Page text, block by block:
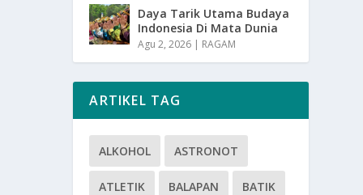
Daya Tarik Utama Budaya
Indonesia Di Mata Dunia
Agu 2, 2026 | RAGAM
ARTIKEL TAG
ALKOHOL ASTRONOT
ATLETIK BALAPAN BATIK